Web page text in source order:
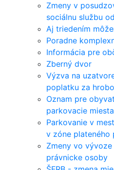
Zmeny v
sociálnu službu
Aj triedením
Poradne
Informácia pre
Zberný dvor
Výzva na
poplatku za
Oznam pre
parkovacie miesta
Parkovanie v
v zóne plateného
Zmeny vo
právnicke osoby